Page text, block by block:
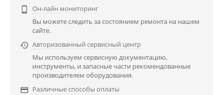

Он-лайн мониторинг
Вы можете следить за состоянием ремонта на нашем
сайте.
 Авторизованный сервисный центр
Мы используем сервисную документацию,
инструменты, и запасные части рекомендованные
производителем оборудования.
 Различные способы оплаты